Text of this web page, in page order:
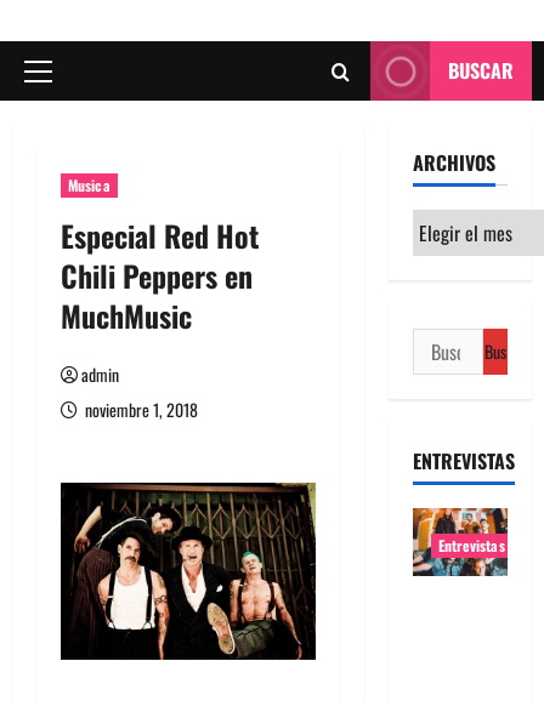
Menú
BUSCAR
Musica
Especial Red Hot
Chili Peppers en
MuchMusic
admin
noviembre 1, 2018
ARCHIVOS
Archivos
Buscar:
ENTREVISTAS
Entrevistas